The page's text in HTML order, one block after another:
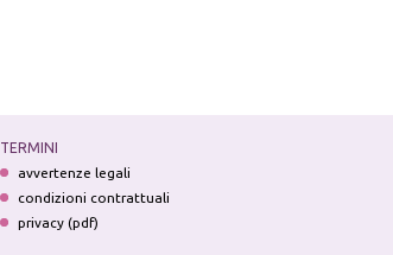
TERMINI
avvertenze legali
condizioni contrattuali
privacy (pdf)